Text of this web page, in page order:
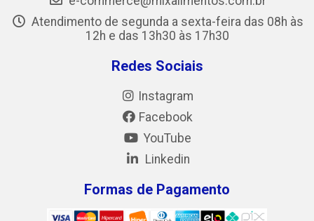
Atendimento de segunda a sexta-feira das 08h às
12h e das 13h30 às 17h30
Redes Sociais
Instagram
Facebook
YouTube
Linkedin
Formas de Pagamento